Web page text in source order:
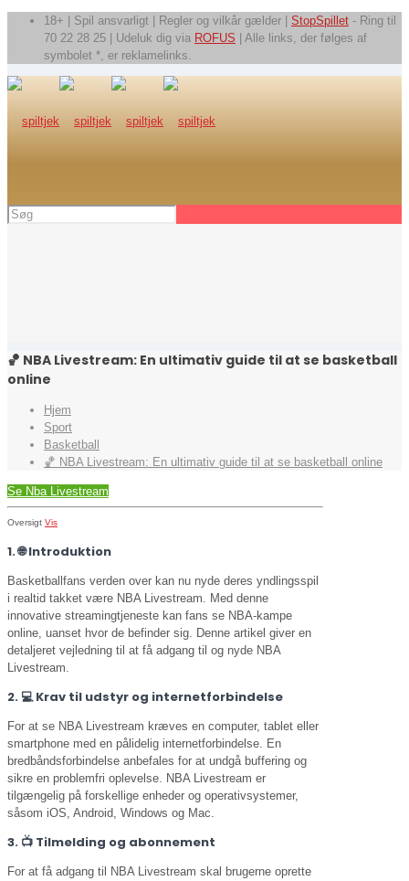
18+ | Spil ansvarligt | Regler og vilkår gælder | StopSpillet - Ring til
70 22 28 25 | Udeluk dig via ROFUS | Alle links, der følges af
symbolet *, er reklamelinks.
🏀 NBA Livestream: En ultimativ guide til at se basketball
online
Hjem
Sport
Basketball
🏀 NBA Livestream: En ultimativ guide til at se basketball online
Se Nba Livestream
Oversigt Vis
1. 🌐 Introduktion
Basketballfans verden over kan nu nyde deres yndlingsspil
i realtid takket være NBA Livestream. Med denne
innovative streamingtjeneste kan fans se NBA-kampe
online, uanset hvor de befinder sig. Denne artikel giver en
detaljeret vejledning til at få adgang til og nyde NBA
Livestream.
2. 💻 Krav til udstyr og internetforbindelse
For at se NBA Livestream kræves en computer, tablet eller
smartphone med en pålidelig internetforbindelse. En
bredbåndsforbindelse anbefales for at undgå buffering og
sikre en problemfri oplevelse. NBA Livestream er
tilgængelig på forskellige enheder og operativsystemer,
såsom iOS, Android, Windows og Mac.
3. 📺 Tilmelding og abonnement
For at få adgang til NBA Livestream skal brugerne oprette